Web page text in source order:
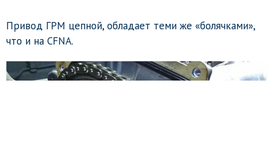
Привод ГРМ цепной, обладает теми же «болячками»,
что и на CFNA.